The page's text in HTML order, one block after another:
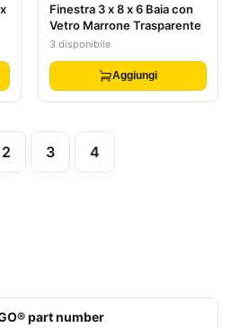
Finestra 3 x 8 x 6 Baia con
Vetro Marrone Trasparente
3 disponibile
Aggiungi
2 3 4
part number